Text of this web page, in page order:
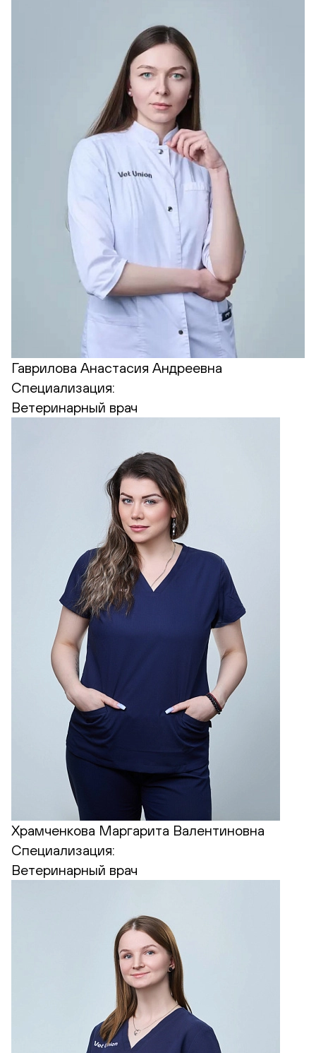
Гаврилова Анастасия Андреевна
Специализация:
Ветеринарный врач
Храмченкова Маргарита Валентиновна
Специализация:
Ветеринарный врач